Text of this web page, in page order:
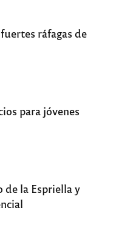
ráfagas de
para jóvenes
la Espriella y